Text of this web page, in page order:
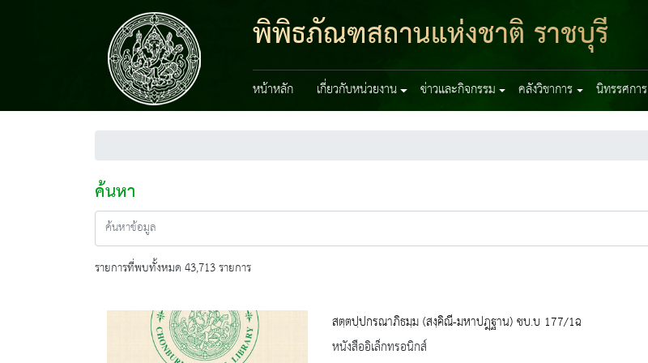
พิพิธภัณฑสถานแห่งชาติ ราชบุรี
หน้าหลัก เกี่ยวกับหน่วยงาน ข่าวและกิจกรรม คลังวิชาการ นิทรรศการ
ค้นหา
รายการที่พบทั้งหมด 43,713 รายการ
สตฺตปฺปกรณาภิธมฺม (สงฺคิณี-มหาปฎฺฐาน) ชบ.บ 177/1ฉ
หนังสืออิเล็กทรอนิกส์